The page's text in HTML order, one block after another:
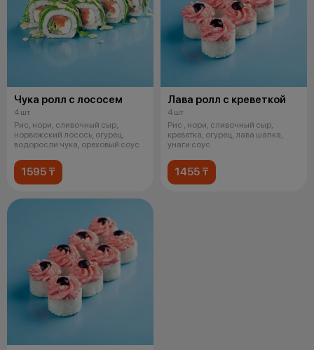
Чука ролл с лососем
4 шт
Рис, нори, сливочный сыр,
норвежский лосось, огурец,
водоросли чука, ореховый соус
1595 ₸
Лава ролл с креветкой
4 шт
Рис , нори, сливочный сыр,
креветка, огурец, лава шапка,
унаги соус
1455 ₸